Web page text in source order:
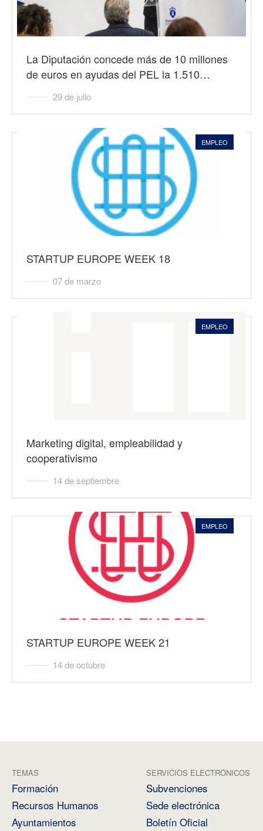
La Diputación concede más de 10 millones
de euros en ayudas del PEL la 1.510…
29 de julio
EMPLEO
STARTUP EUROPE WEEK 18
07 de marzo
EMPLEO
Marketing digital, empleabilidad y
cooperativismo
14 de septiembre
EMPLEO
STARTUP EUROPE WEEK 21
14 de octubre
TEMAS
Formación
Recursos Humanos
Ayuntamientos
SERVICIOS ELECTRÓNICOS
Subvenciones
Sede electrónica
Boletín Oficial